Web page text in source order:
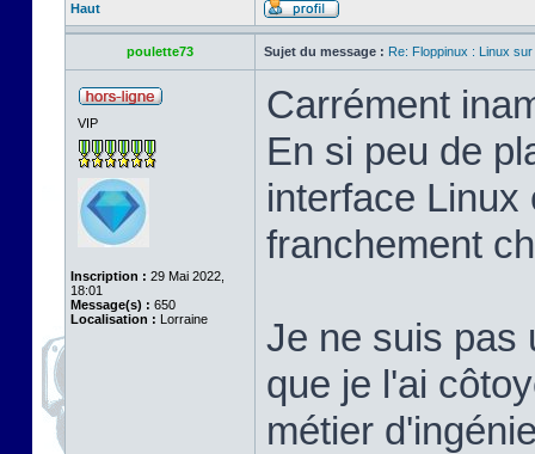
Haut
poulette73 Sujet du message : Re: Floppinux : Linux
VIP
Inscription : 29 Mai 2022,
18:01
Message(s) : 650
Localisation : Lorraine
Carrément
En si peu de
interface Linux
franchement
Je ne suis pas
que je l'ai
métier